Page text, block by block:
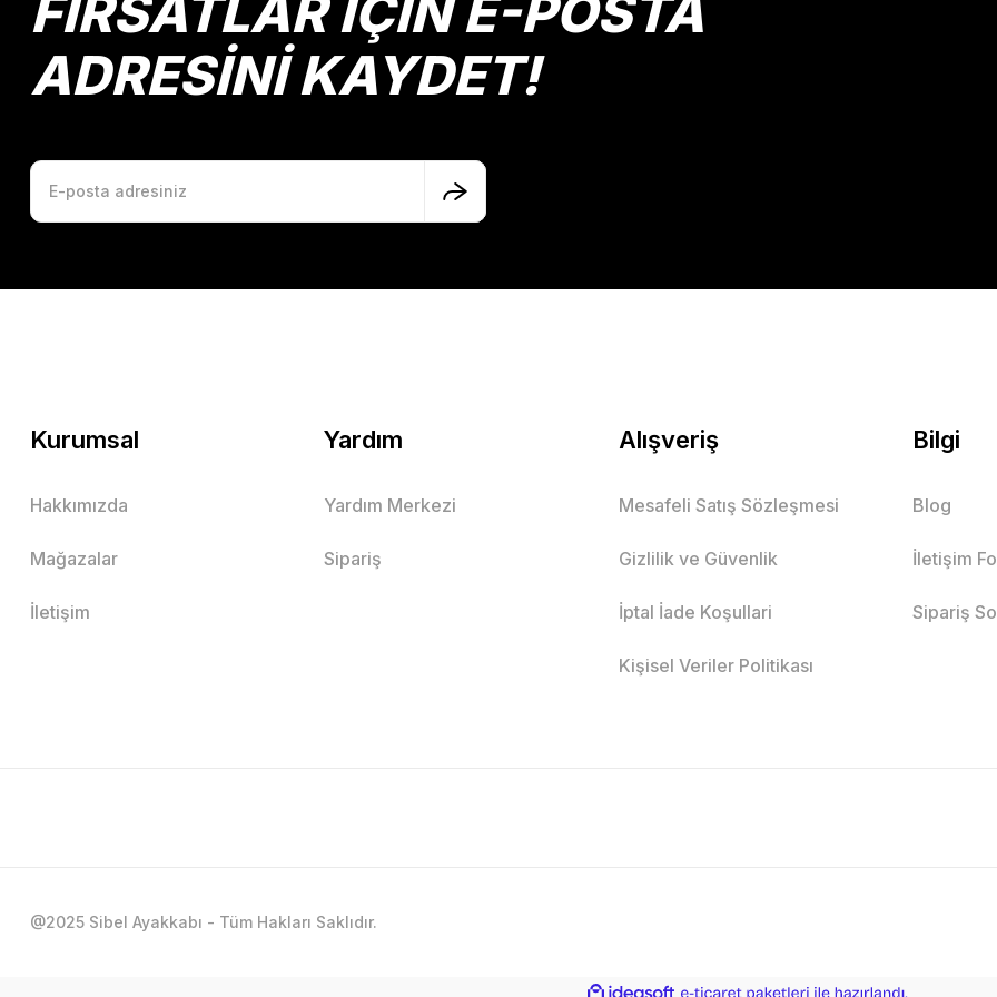
ADRESİNİ KAYDET!
Kurumsal
Hakkımızda
Mağazalar
İletişim
Yardım
Yardım Merkezi
Sipariş
Alışveriş
Mesafeli Satış Sözleşmesi
Gizlilik ve Güvenlik
İptal İade Koşullari
Kişisel Veriler Politikası
Bilgi
Blog
İletişim
Sipariş
@2025 Sibel Ayakkabı - Tüm Hakları Saklıdır.
ideasoft e-